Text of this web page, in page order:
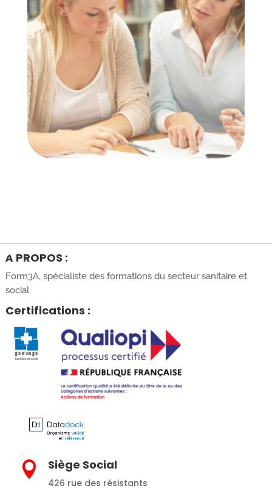
À PROPOS :
Form3A, spécialiste des formations du secteur sanitaire et
social
Certifications :
 Siège Social
426 rue des résistants